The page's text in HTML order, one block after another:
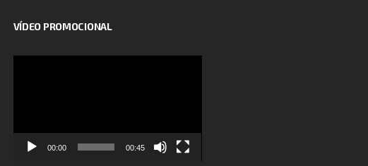
VÍDEO PROMOCIONAL
00:00 00:45